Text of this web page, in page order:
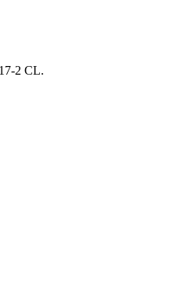
2 CL.